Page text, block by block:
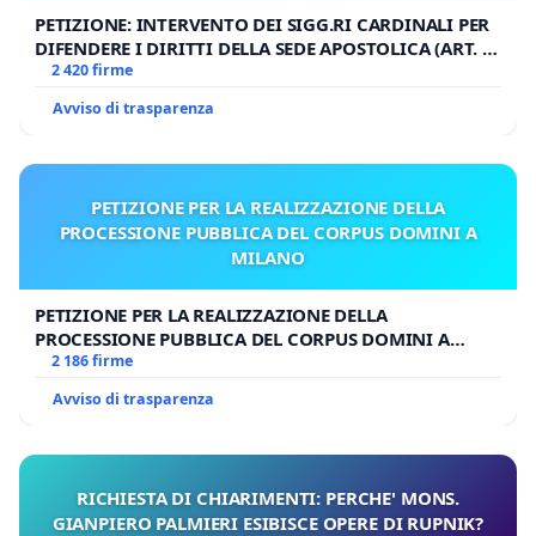
PETIZIONE: INTERVENTO DEI SIGG.RI CARDINALI PER
DIFENDERE I DIRITTI DELLA SEDE APOSTOLICA (ART. 3
UDG)
2 420 firme
Avviso di trasparenza
PETIZIONE PER LA REALIZZAZIONE DELLA
PROCESSIONE PUBBLICA DEL CORPUS DOMINI A
MILANO
PETIZIONE PER LA REALIZZAZIONE DELLA
PROCESSIONE PUBBLICA DEL CORPUS DOMINI A
MILANO
2 186 firme
Avviso di trasparenza
RICHIESTA DI CHIARIMENTI: PERCHE' MONS.
GIANPIERO PALMIERI ESIBISCE OPERE DI RUPNIK?